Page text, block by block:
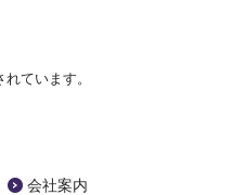
ています。
会社案内